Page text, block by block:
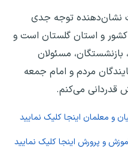
نشان‌دهنده توجه جدی
کشور و استان گلستان است و
بازنشستگان، مسئولان
مردم و امام جمعه
قدردانی می‌کنم.
و معلمان اینجا کلیک نمایید
و پرورش اینجا کلیک نمایید